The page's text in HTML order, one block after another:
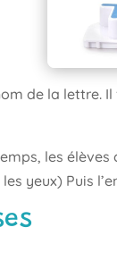
de la
les
yeux) Puis